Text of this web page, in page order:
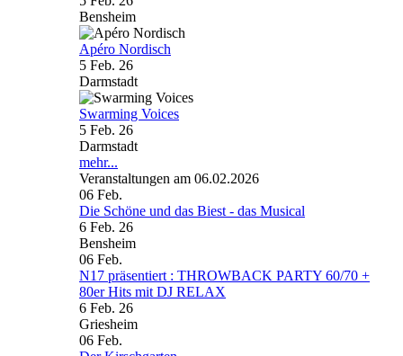
Bensheim
Apéro Nordisch
5 Feb. 26
Darmstadt
Swarming Voices
5 Feb. 26
Darmstadt
mehr...
Veranstaltungen am 06.02.2026
06 Feb.
Die Schöne und das Biest - das Musical
6 Feb. 26
Bensheim
06 Feb.
N17 präsentiert : THROWBACK PARTY 60/70 +
80er Hits mit DJ RELAX
6 Feb. 26
Griesheim
06 Feb.